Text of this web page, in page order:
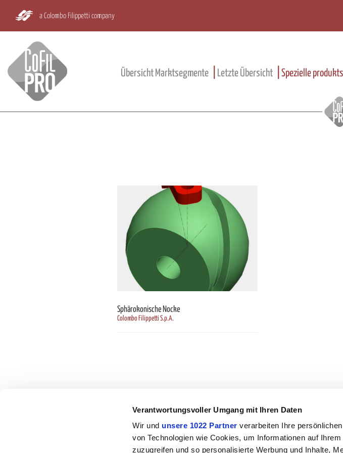
Verantwortungsvoller Umgang mit Ihren Daten
Wir und unsere 1022 Partner verarbeiten Ihre
von Technologien wie Cookies, um Informationen auf
zuzugreifen und so personalisierte Werbung und Inhalte,
a Colombo Filippetti company
Übersicht Marktsegmente Letzte Übersicht Spezielle
Sphärokonische Nocke
Colombo Filippetti S.p.A.